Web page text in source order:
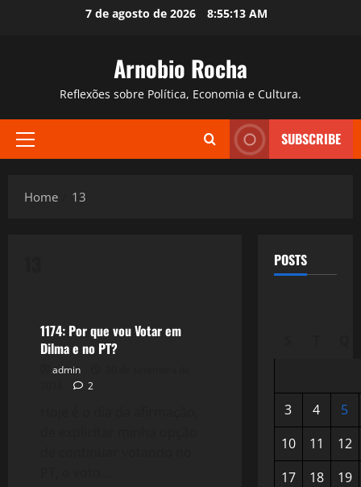
7 de agosto de 2026 8:55:14 AM
Arnobio Rocha
Reflexões sobre Política, Economia e Cultura.
Primary
SUBSCRIBE
Home 13
1174: Por que vou Votar em
Dilma e no PT?
admin
2
POSTS
3 4
5
10
11
12
17
18
19